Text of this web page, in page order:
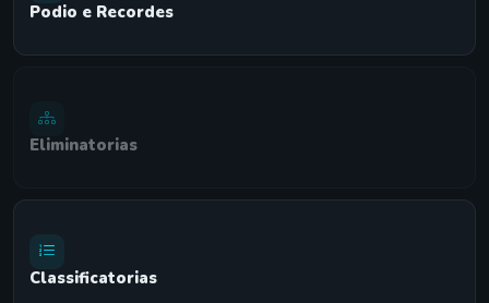
Podio e Recordes
Eliminatorias
Classificatorias